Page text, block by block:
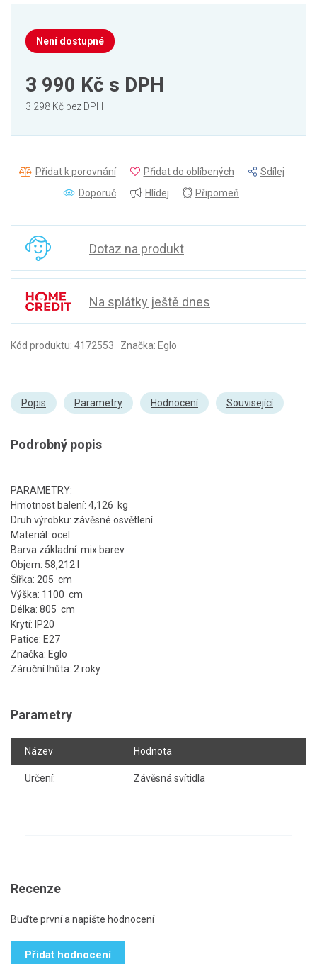
Není dostupné
3 990 Kč s DPH
3 298 Kč bez DPH
Přidat k porovnání Přidat do oblíbených
Sdílej
Doporuč
Hlídej Připomeň
Dotaz na produkt
Na splátky ještě dnes
Kód produktu: 4172553 Značka: Eglo
Popis Parametry Hodnocení Související
Podrobný popis
PARAMETRY:
Hmotnost balení: 4,126 kg
Druh výrobku: závěsné osvětlení
Materiál: ocel
Barva základní: mix barev
Objem: 58,212 l
Šířka: 205 cm
Výška: 1100 cm
Délka: 805 cm
Krytí: IP20
Patice: E27
Značka: Eglo
Záruční lhůta: 2 roky
Parametry
Název Hodnota
Určení: Závěsná svítidla
Recenze
Buďte první a napište hodnocení
Přidat hodnocení